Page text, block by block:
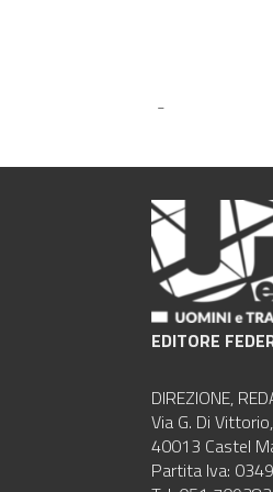
-
EDITORE
DIREZIONE,
Via G. Di
40013 Castel
Partita Iva: